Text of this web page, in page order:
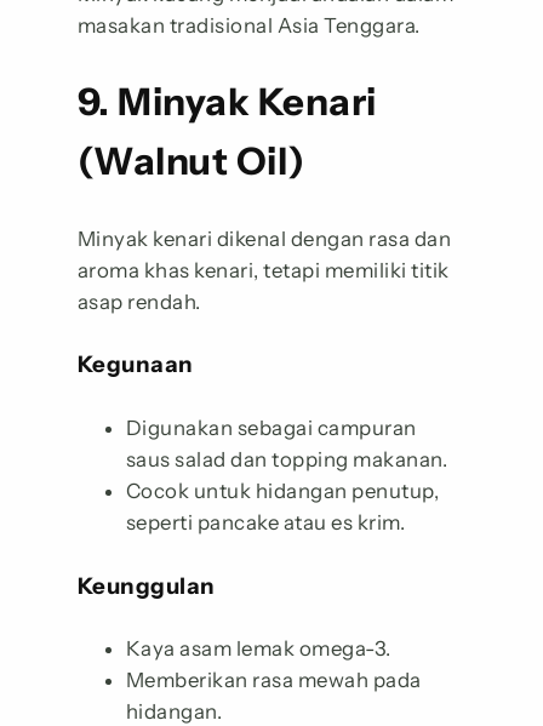
masakan tradisional Asia Tenggara.
9. Minyak Kenari
(Walnut Oil)
Minyak kenari dikenal dengan rasa dan
aroma khas kenari, tetapi memiliki titik
asap rendah.
Kegunaan
Digunakan sebagai campuran
saus salad dan topping makanan.
Cocok untuk hidangan penutup,
seperti pancake atau es krim.
Keunggulan
Kaya asam lemak omega-3.
Memberikan rasa mewah pada
hidangan.